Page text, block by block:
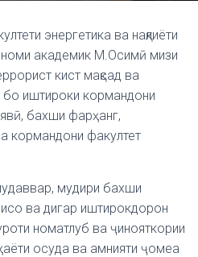
энергетика ва нақлиёти
номи академик М.Осимӣ мизи
кист мақсад ва
бо иштироки кормандони
бахши фарҳанг,
кормандони факултет
мудири бахши
ва дигар иштирокдорон
номатлуб ва ҷинояткории
осуда ва амнияти ҷомеа